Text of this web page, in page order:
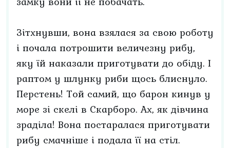
Зітхнувши, вона взялася за свою роботу
і почала потрошити величезну рибу,
яку їй наказали приготувати до обіду. І
раптом у шлунку риби щось блиснуло.
Перстень! Той самий, що барон кинув у
море зі скелі в Скарборо. Ах, як дівчина
зраділа! Вона постаралася приготувати
рибу смачніше і подала її на стіл.